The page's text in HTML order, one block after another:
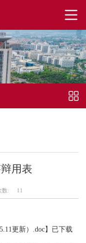
用表
数: 11
更新）.doc】已下载